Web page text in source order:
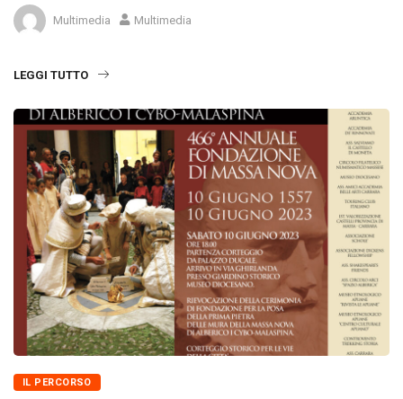
Multimedia Multimedia
LEGGI TUTTO
IL PERCORSO